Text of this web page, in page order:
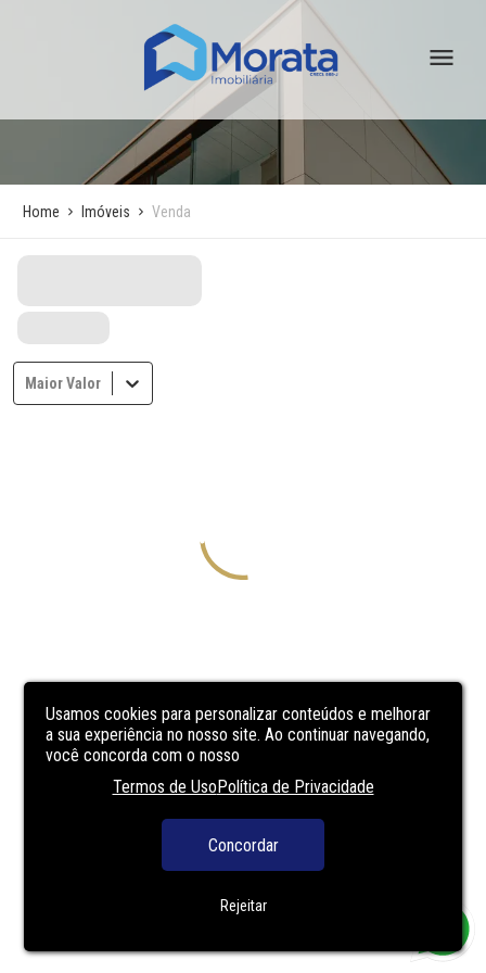
Usamos cookies para personalizar conteúdos e melhorar
a sua experiência no nosso site. Ao continuar navegando,
você concorda com o nosso
Termos de UsoPolítica de Privacidade
Concordar
Rejeitar
Home Imóveis Venda
Maior Valor